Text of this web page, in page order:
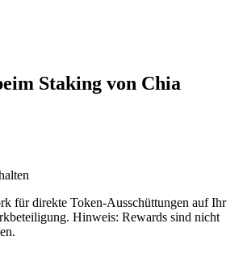
Staking von Chia
für direkte Token-Ausschüttungen auf Ihr
Hinweis: Rewards sind nicht